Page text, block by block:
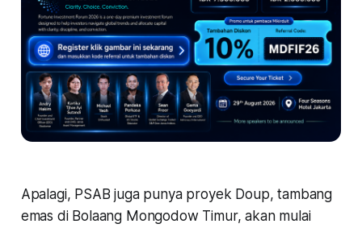
Apalagi, PSAB juga punya proyek Doup, tambang
emas di Bolaang Mongodow Timur, akan mulai